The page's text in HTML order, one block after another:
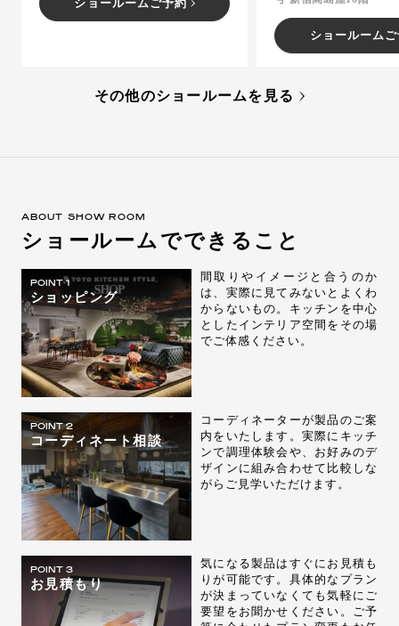
ショールームご予約
ショールーム
その他のショールームを見る
ABOUT SHOW ROOM
ショールームでできること
POINT 1
ショッピング
間取りやイメージと合うのか
は、実際に見てみないとよくわ
からないもの。キッチンを中心
としたインテリア空間をその場
でご体感ください。
POINT 2
コーディネート相談
コーディネーターが製品のご案
内をいたします。実際にキッチ
ンで調理体験会や、お好みのデ
ザインに組み合わせて比較しな
がらご見学いただけます。
POINT 3
お見積もり
気になる製品はすぐにお見積も
りが可能です。具体的なプラン
が決まっていなくても気軽にご
要望をお聞かせください。ご予